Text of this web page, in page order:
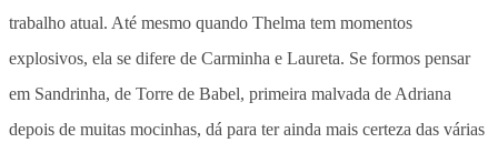
trabalho atual. Até mesmo quando Thelma tem momentos
explosivos, ela se difere de Carminha e Laureta. Se formos pensar
em Sandrinha, de Torre de Babel, primeira malvada de Adriana
depois de muitas mocinhas, dá para ter ainda mais certeza das várias